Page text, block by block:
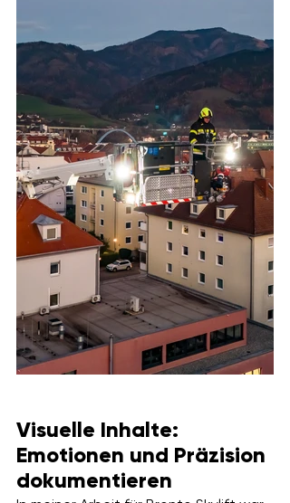
Visuelle Inhalte:
Emotionen und Präzision
dokumentieren